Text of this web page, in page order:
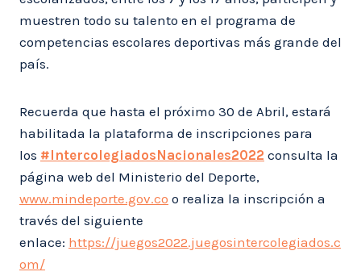
muestren todo su talento en el programa de
competencias escolares deportivas más grande del
país.
Recuerda que hasta el próximo 30 de Abril, estará
habilitada la plataforma de inscripciones para
los #IntercolegiadosNacionales2022 consulta la
página web del Ministerio del Deporte,
www.mindeporte.gov.co o realiza la inscripción a
través del siguiente
enlace: https://juegos2022.juegosintercolegiados.c
om/